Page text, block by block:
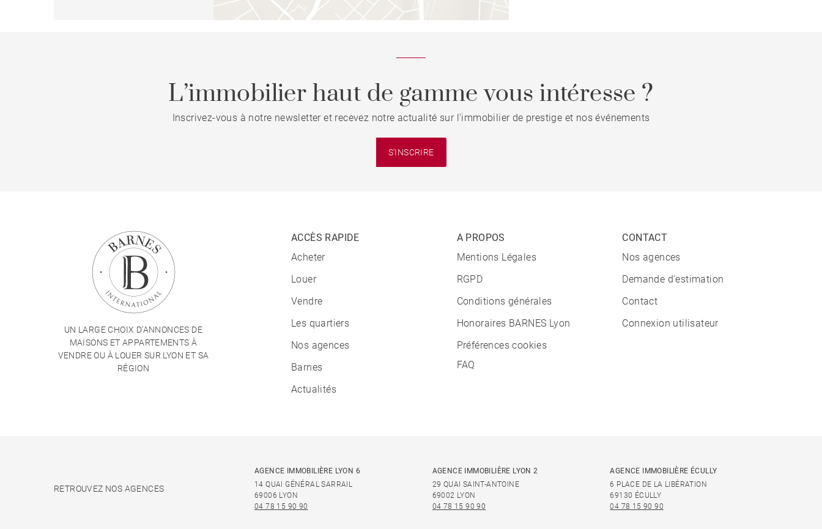
L’immobilier haut de gamme vous intéresse ?
Inscrivez-vous à notre newsletter et recevez notre actualité sur l'immobilier de prestige et nos événements
S'INSCRIRE
UN LARGE CHOIX D'ANNONCES DE
MAISONS ET APPARTEMENTS À
VENDRE OU À LOUER SUR LYON ET SA
RÉGION
ACCÈS RAPIDE
Acheter
Louer
Vendre
Les quartiers
Nos agences
Barnes
Actualités
A PROPOS
Mentions Légales
RGPD
Conditions générales
Honoraires BARNES Lyon
Préférences cookies
FAQ
CONTACT
Nos agences
Demande d'estimation
Contact
Connexion utilisateur
RETROUVEZ NOS AGENCES
AGENCE IMMOBILIÈRE LYON 6
14 QUAI GÉNÉRAL SARRAIL
69006 LYON
04 78 15 90 90
AGENCE IMMOBILIÈRE LYON 2
29 QUAI SAINT-ANTOINE
69002 LYON
04 78 15 90 90
AGENCE IMMOBILIÈRE ÉCULLY
6 PLACE DE LA LIBÉRATION
69130 ÉCULLY
04 78 15 90 90